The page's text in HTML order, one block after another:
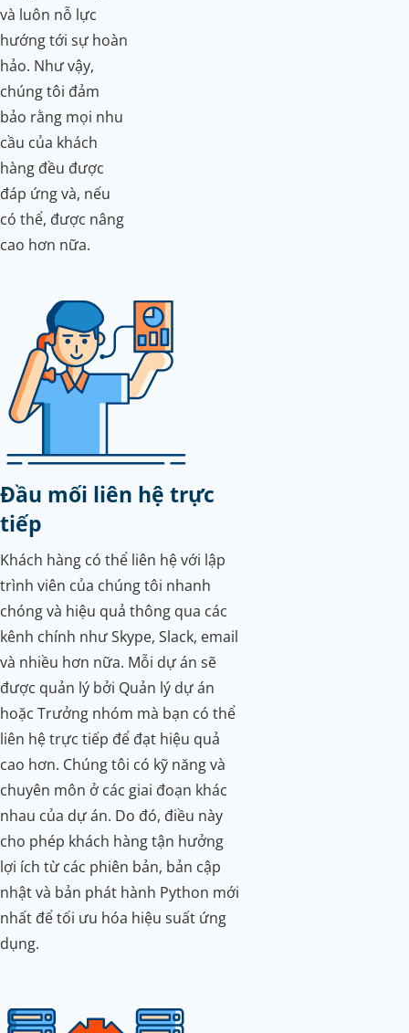
và luôn nỗ lực
hướng tới sự hoàn
hảo. Như vậy,
chúng tôi đảm
bảo rằng mọi nhu
cầu của khách
hàng đều được
đáp ứng và, nếu
có thể, được nâng
cao hơn nữa.
Đầu mối liên hệ trực
tiếp
Khách hàng có thể liên hệ với lập
trình viên của chúng tôi nhanh
chóng và hiệu quả thông qua các
kênh chính như Skype, Slack, email
và nhiều hơn nữa. Mỗi dự án sẽ
được quản lý bởi Quản lý dự án
hoặc Trưởng nhóm mà bạn có thể
liên hệ trực tiếp để đạt hiệu quả
cao hơn. Chúng tôi có kỹ năng và
chuyên môn ở các giai đoạn khác
nhau của dự án. Do đó, điều này
cho phép khách hàng tận hưởng
lợi ích từ các phiên bản, bản cập
nhật và bản phát hành Python mới
nhất để tối ưu hóa hiệu suất ứng
dụng.